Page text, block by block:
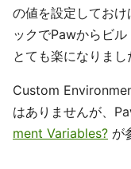
の値を設定しておけ
ックでPawからビル
とても楽になりまし
Custom
はありませんが、
ment Variables? が